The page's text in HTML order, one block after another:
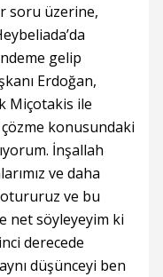
soru üzerine,
gelip
Erdoğan,
Miçotakis ile
konusundaki
İnşallah
ve daha
ve bu
net söyleyeyim ki
derecede
düşünceyi ben